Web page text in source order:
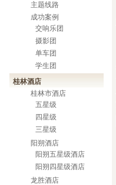
主题线路
成功案例
交响乐团
摄影团
单车团
学生团
桂林酒店
桂林市酒店
五星级
四星级
三星级
阳朔酒店
阳朔五星级酒店
阳朔四星级酒店
龙胜酒店